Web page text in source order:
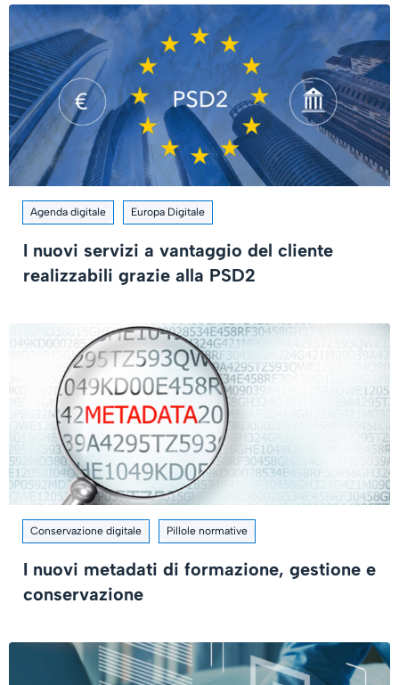
Agenda digitale Europa Digitale
I nuovi servizi a vantaggio del cliente
realizzabili grazie alla PSD2
Conservazione digitale Pillole normative
I nuovi metadati di formazione, gestione e
conservazione